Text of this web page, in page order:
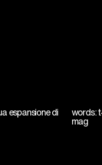
espansione di
words:
mag